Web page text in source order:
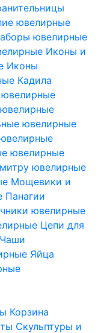
ювелирные
ювелирные
Иконы и
Иконы
Кадила
ювелирные
ювелирные
ювелирные
ювелирные
Мощевики и
Панагии
ювелирные
Цепи для
Чаши
Яйца
Корзина
Скульптуры и